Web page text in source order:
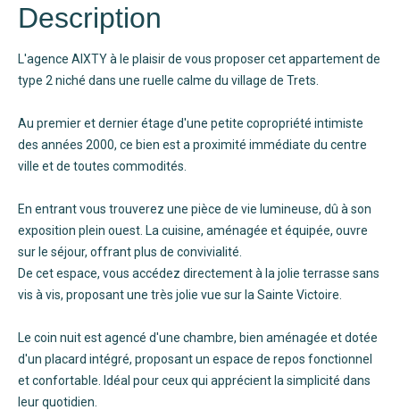
Description
L'agence AIXTY à le plaisir de vous proposer cet appartement de
type 2 niché dans une ruelle calme du village de Trets.
Au premier et dernier étage d'une petite copropriété intimiste
des années 2000, ce bien est a proximité immédiate du centre
ville et de toutes commodités.
En entrant vous trouverez une pièce de vie lumineuse, dû à son
exposition plein ouest. La cuisine, aménagée et équipée, ouvre
sur le séjour, offrant plus de convivialité.
De cet espace, vous accédez directement à la jolie terrasse sans
vis à vis, proposant une très jolie vue sur la Sainte Victoire.
Le coin nuit est agencé d'une chambre, bien aménagée et dotée
d'un placard intégré, proposant un espace de repos fonctionnel
et confortable. Idéal pour ceux qui apprécient la simplicité dans
leur quotidien.